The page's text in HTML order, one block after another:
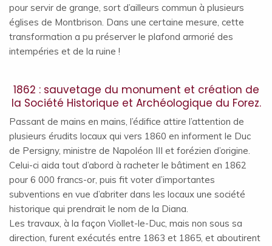
pour servir de grange, sort d’ailleurs commun à plusieurs
églises de Montbrison. Dans une certaine mesure, cette
transformation a pu préserver le plafond armorié des
intempéries et de la ruine !
1862 : sauvetage du monument et création de
la Société Historique et Archéologique du Forez.
Passant de mains en mains, l’édifice attire l’attention de
plusieurs érudits locaux qui vers 1860 en informent le Duc
de Persigny, ministre de Napoléon III et forézien d’origine.
Celui-ci aida tout d’abord à racheter le bâtiment en 1862
pour 6 000 francs-or, puis fit voter d’importantes
subventions en vue d’abriter dans les locaux une société
historique qui prendrait le nom de la Diana.
Les travaux, à la façon Viollet-le-Duc, mais non sous sa
direction, furent exécutés entre 1863 et 1865, et aboutirent